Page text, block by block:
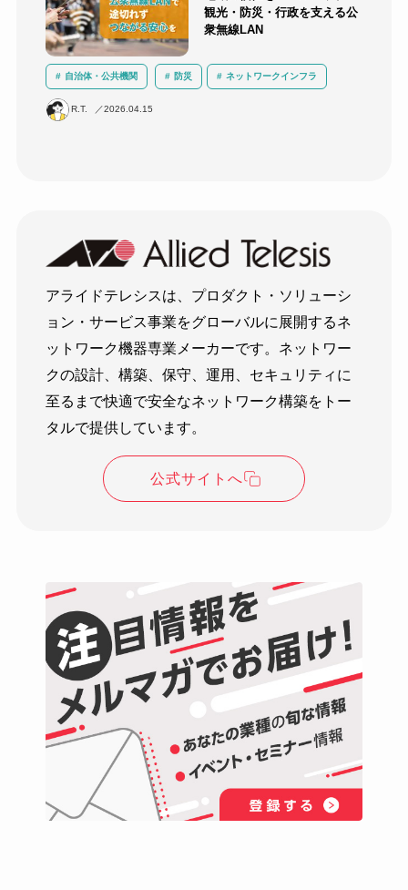
観光・防災・行政を支える公
衆無線LAN
自治体・公共機関 防災 ネットワークインフラ
セキュリティ
R.T. 2026.04.15
アライドテレシスは、プロダクト・ソリューシ
ョン・サービス事業をグローバルに展開するネ
ットワーク機器専業メーカーです。ネットワー
クの設計、構築、保守、運用、セキュリティに
至るまで快適で安全なネットワーク構築をトー
タルで提供しています。
公式サイトへ